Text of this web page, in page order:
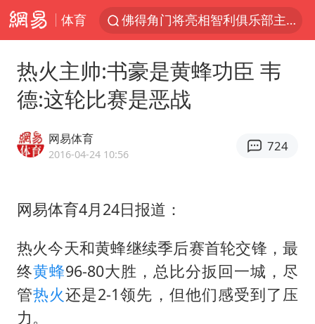
体育
佛得角门将亮相智利俱乐部主场
台风白海豚影响中国已成定局
看守所辅警收受10万获刑1年
宇树科技发行价格150.80元/股
五粮液渠道价一箱上涨近百元
我国编制完成新版全月地质图
深圳地面沉降致车辆损坏系谣言
热火主帅:书豪是黄蜂功臣 韦
德:这轮比赛是恶战
网易体育
2016-04-24 10:56
724
网易体育4月24日报道：
热火今天和黄蜂继续季后赛首轮交锋，最
终黄蜂96-80大胜，总比分扳回一城，尽
管热火还是2-1领先，但他们感受到了压
力。